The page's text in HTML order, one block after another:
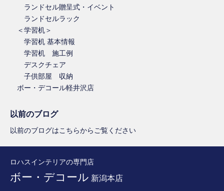
ランドセル贈呈式・イベント
ランドセルラック
＜学習机＞
学習机 基本情報
学習机 施工例
デスクチェア
子供部屋 収納
ボー・デコール軽井沢店
以前のブログ
以前のブログはこちらからご覧ください
ロハスインテリアの専門店
ボー・デコール 新潟本店